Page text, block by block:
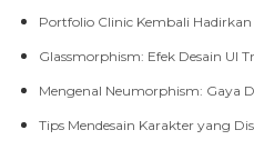
Portfolio Clinic Kembali
Glassmorphism: Efek Desain UI
Mengenal Neumorphism: Gaya
Tips Mendesain Karakter yang